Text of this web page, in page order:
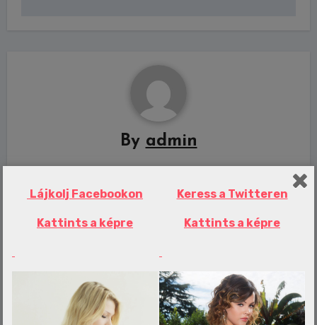
By admin
Related Post
Erotika Blogok
Botrány Debrecenben, Bódog Tamás
tombolva rontott a játékvezetőnek –
Lájkolj Facebookon
Kattints a képre
Keress a Twitteren
Kattints a képre